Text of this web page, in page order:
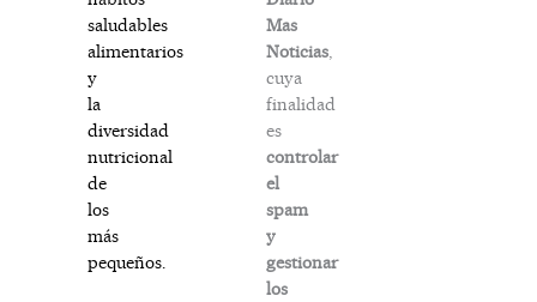
saludables
alimentarios
y
la
diversidad
nutricional
de
los
más
pequeños.
Mas
Noticias,
cuya
finalidad
es
controlar
el
spam
y
gestionar
los